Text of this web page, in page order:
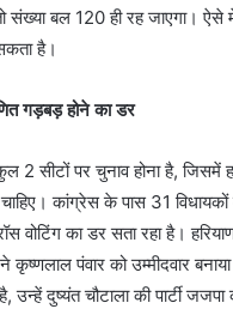
बल 120 ही रह जाएगा। ऐसे में
है।
गड़बड़ होने का डर
2 सीटों पर चुनाव होना है, जिसमें
कांग्रेस के पास 31
वोटिंग का डर सता रहा है।
पंवार को उम्मीदवार बनाया
है, उन्हें दुष्यंत चौटाला की पार्टी